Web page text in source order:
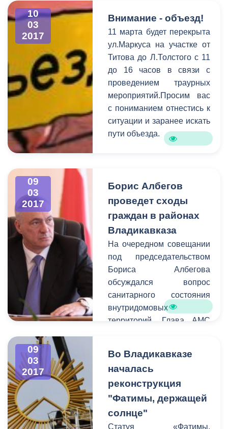
и призеров конкурса.
Для более детального
выяснения проблем, с
которыми пришли
горожане, к разговору
были приглашены
руководители структурных
подразделений АМС.
Самыми актуальными в
ходе приема стали
коммунальные и
жилищные проблемы,
начинающих
предпринимателей, а
также благоустройство
10
03
2017
Внимание - объезд!
11 марта будет перекрыта
ул.Маркуса на участке от
Титова до Л.Толстого с 11
до 16 часов в связи с
проведением траурных
мероприятий.Просим вас
с пониманием отнестись к
ситуации и заранее искать
пути объезда.
09
03
2017
Борис Албегов
проведет сходы
граждан в районах
Владикавказа
На очередном совещании
под председательством
Бориса Албегова
обсуждался вопрос
санитарного состояния
внутридомовых
территорий. Глава АМС
жителями
многоквартирных домов.
Так как вышеуказанные
территории являются
зоной ответственности
управляющих компаний
09
03
2017
Во Владикавказе
началась
реконструкция
"Фатимы, держащей
солнце"
Статуя «Фатимы,